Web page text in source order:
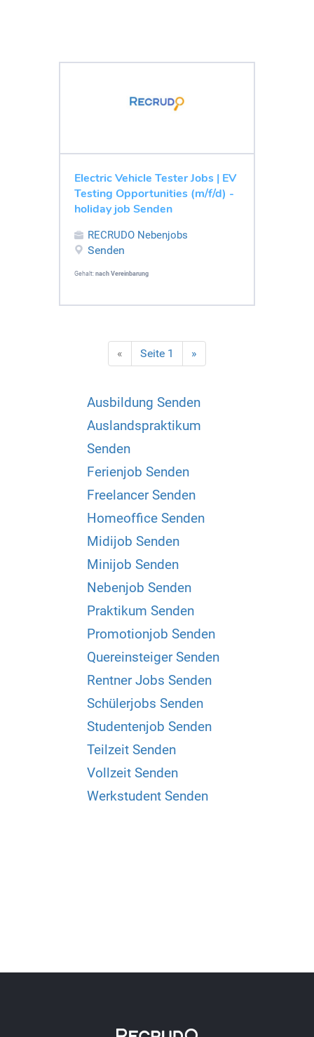
Electric Vehicle Tester Jobs | EV
Testing Opportunities (m/f/d) -
holiday job Senden
RECRUDO Nebenjobs
Senden
Gehalt: nach Vereinbarung
« Seite 1 »
Ausbildung Senden
Auslandspraktikum
Senden
Ferienjob Senden
Freelancer Senden
Homeoffice Senden
Midijob Senden
Minijob Senden
Nebenjob Senden
Praktikum Senden
Promotionjob Senden
Quereinsteiger Senden
Rentner Jobs Senden
Schülerjobs Senden
Studentenjob Senden
Teilzeit Senden
Vollzeit Senden
Werkstudent Senden